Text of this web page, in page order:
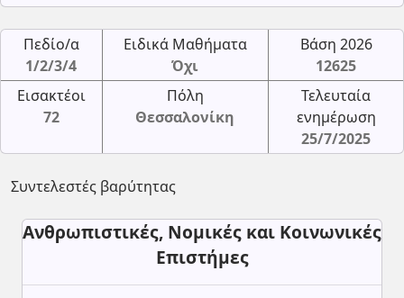
Πεδίο/α
1/2/3/4
Ειδικά Μαθήματα
Όχι
Βάση 2026
12625
Εισακτέοι
72
Πόλη
Θεσσαλονίκη
Τελευταία
ενημέρωση
25/7/2025
Συντελεστές βαρύτητας
Ανθρωπιστικές, Νομικές και Κοινωνικές
Επιστήμες